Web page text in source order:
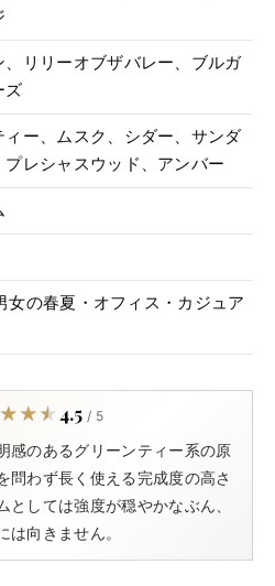
、リリーオブザバレー、ブルガ
ズ
ィー、ムスク、シダー、サンダ
プレシャスウッド、アンバー
女の春夏・オフィス・カジュア
4.5 / 5
感のあるグリーンティー系の原
問わず長く使える完成度の高さ
しては強度が穏やかなぶん、
は向きません。